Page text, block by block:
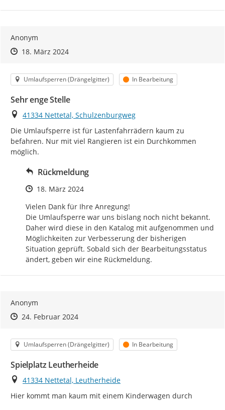
Anonym
Zeitpunkt des Erstellens
Zeitpunkt des Erstellens
18. März 2024Zur Äußerung
Kategorie
Umlaufsperren (Drängelgitter) Status
In Bearbeitung
Sehr enge Stelle
Ort
41334 Nettetal, Schulzenburgweg
Die Umlaufsperre ist für Lastenfahrrädern kaum zu
befahren. Nur mit viel Rangieren ist ein Durchkommen
möglich.
Rückmeldung
Zeitpunkt des Erstellens
18. März 2024
Vielen Dank für Ihre Anregung!
Die Umlaufsperre war uns bislang noch nicht bekannt.
Daher wird diese in den Katalog mit aufgenommen und
Möglichkeiten zur Verbesserung der bisherigen
Situation geprüft. Sobald sich der Bearbeitungsstatus
ändert, geben wir eine Rückmeldung.
Anonym
Zeitpunkt des Erstellens
Zeitpunkt des Erstellens
24. Februar 2024Zur Äußerung
Kategorie
Umlaufsperren (Drängelgitter) Status
In Bearbeitung
Spielplatz Leutherheide
Ort
41334 Nettetal, Leutherheide
Hier kommt man kaum mit einem Kinderwagen durch